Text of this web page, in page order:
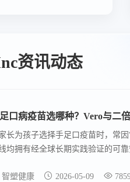
资讯动态
口病疫苗选哪种？Vero与二
长为孩子选择手足口疫苗时，常
均拥有经全球长期实践验证的可
智塑健康
2026-05-09